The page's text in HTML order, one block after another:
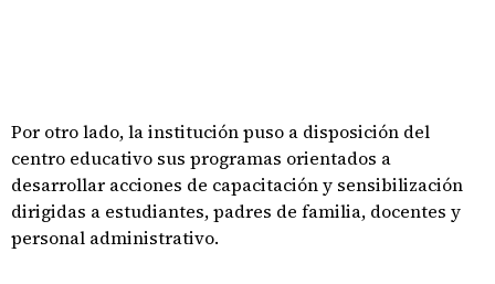
Por otro lado, la institución puso a disposición del
centro educativo sus programas orientados a
desarrollar acciones de capacitación y sensibilización
dirigidas a estudiantes, padres de familia, docentes y
personal administrativo.